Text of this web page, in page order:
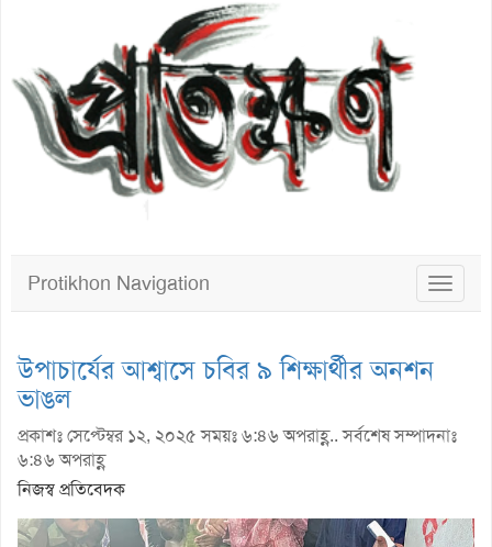
Toggle
Protikhon Navigation
উপাচার্যের আশ্বাসে চবির ৯ শিক্ষার্থীর অনশন
ভাঙল
প্রকাশঃ সেপ্টেম্বর ১২, ২০২৫ সময়ঃ ৬:৪৬ অপরাহ্ণ.. সর্বশেষ সম্পাদনাঃ
৬:৪৬ অপরাহ্ণ
নিজস্ব প্রতিবেদক